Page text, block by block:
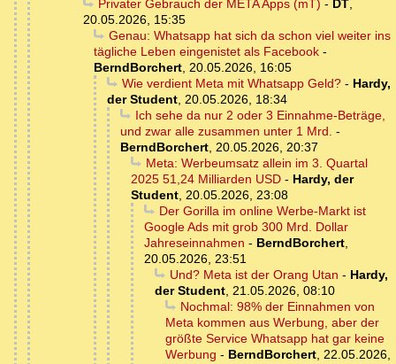
Privater Gebrauch der META Apps (mT) - DT,
20.05.2026, 15:35
Genau: Whatsapp hat sich da schon viel weiter ins
tägliche Leben eingenistet als Facebook -
BerndBorchert, 20.05.2026, 16:05
Wie verdient Meta mit Whatsapp Geld?- Hardy,
der Student, 20.05.2026, 18:34
Ich sehe da nur 2 oder 3 Einnahme-Beträge,
und zwar alle zusammen unter 1 Mrd. -
BerndBorchert, 20.05.2026, 20:37
Meta: Werbeumsatz allein im 3. Quartal
2025 51,24 Milliarden USD - Hardy, der
Student, 20.05.2026, 23:08
Der Gorilla im online Werbe-Markt ist
Google Ads mit grob 300 Mrd. Dollar
Jahreseinnahmen - BerndBorchert,
20.05.2026, 23:51
Und? Meta ist der Orang Utan - Hardy,
der Student, 21.05.2026, 08:10
Nochmal: 98% der Einnahmen von
Meta kommen aus Werbung, aber der
größte Service Whatsapp hat gar keine
Werbung - BerndBorchert, 22.05.2026,